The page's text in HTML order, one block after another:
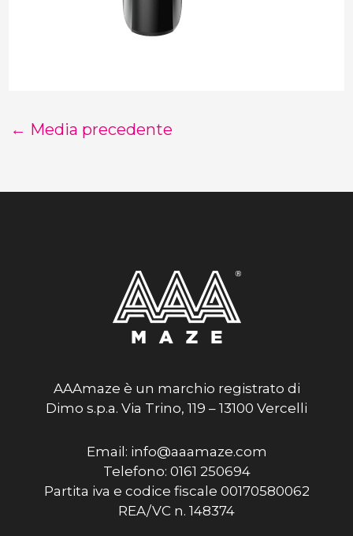
← Media precedente
AAAmaze è un marchio registrato di
Dimo s.p.a. Via Trino, 119 – 13100 Vercelli
Email: info@aaamaze.com
Telefono: 0161 250694
Partita iva e codice fiscale 00170580062
REA/VC n. 148374